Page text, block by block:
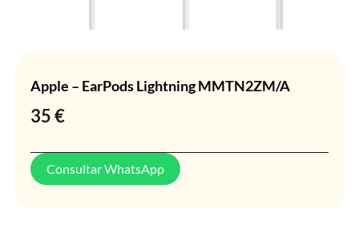
Apple – EarPods Lightning MMTN2ZM/A
35€
Consultar WhatsApp